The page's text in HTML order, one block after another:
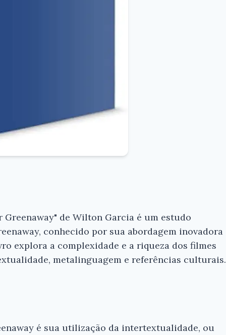
de Wilton Garcia é um estudo
conhecido por sua abordagem inovadora
explora a complexidade e a riqueza dos filmes
metalinguagem e referências culturais.
é sua utilização da intertextualidade, ou
×
Nós criamos resumos para
- Wilton Garcia